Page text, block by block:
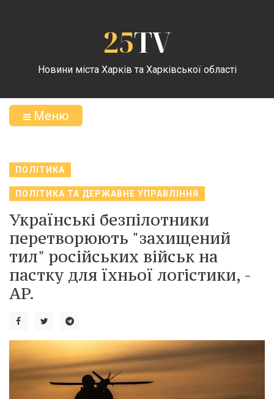
25TV
Новини міста Харків та Харківської області
Меню
ПОЛІТИКА
ПОЛІТИКА ТА ДЕРЖАВНЕ УПРАВЛІННЯ
Українські безпілотники
перетворюють "захищений
тил" російських військ на
пастку для їхньої логістики, -
AP.